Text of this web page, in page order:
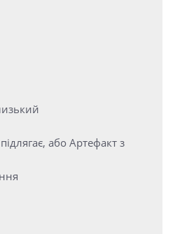
або Артефакт з